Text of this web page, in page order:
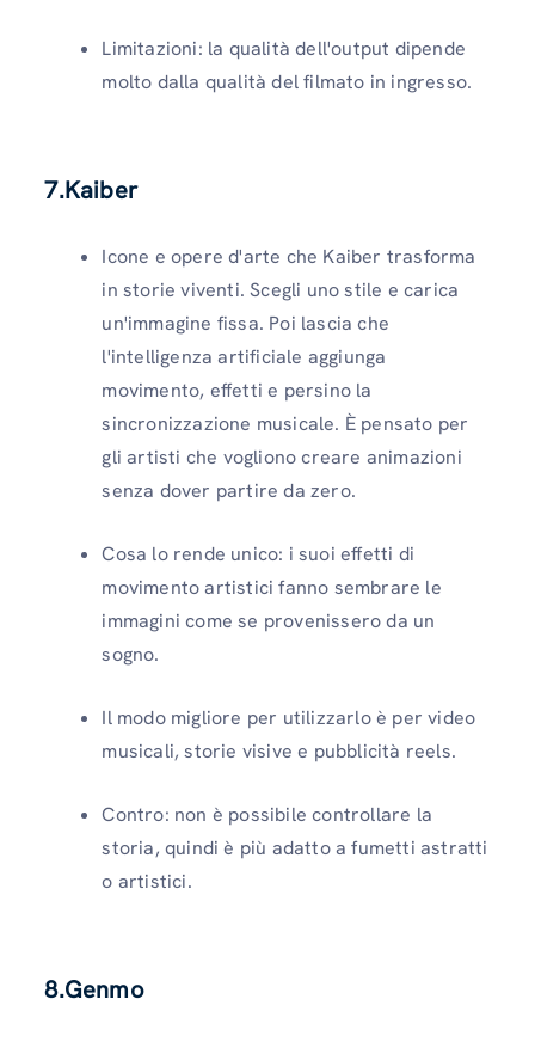
Limitazioni: la qualità dell'output dipende
molto dalla qualità del filmato in ingresso.
7.Kaiber
Icone e opere d'arte che Kaiber trasforma
in storie viventi. Scegli uno stile e carica
un'immagine fissa. Poi lascia che
l'intelligenza artificiale aggiunga
movimento, effetti e persino la
sincronizzazione musicale. È pensato per
gli artisti che vogliono creare animazioni
senza dover partire da zero.
Cosa lo rende unico: i suoi effetti di
movimento artistici fanno sembrare le
immagini come se provenissero da un
sogno.
Il modo migliore per utilizzarlo è per video
musicali, storie visive e pubblicità reels.
Contro: non è possibile controllare la
storia, quindi è più adatto a fumetti astratti
o artistici.
8.Genmo